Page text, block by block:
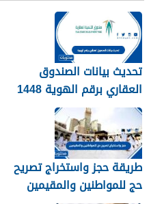
تحديث بيانات الصندوق
العقاري برقم الهوية 1448
الرابط والخطوات
طريقة حجز واستخراج تصريح
حج للمواطنين والمقيمين